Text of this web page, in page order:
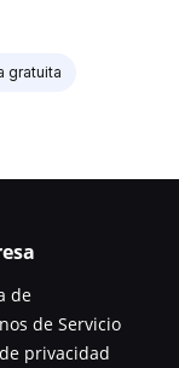
gratuita
de
de Servicio
privacidad